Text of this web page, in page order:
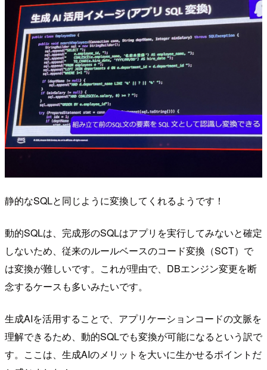
静的なSQLと同じように変換してくれるようです！
動的SQLは、完成形のSQLはアプリを実行してみないと確定
しないため、従来のルールベースのコード変換（SCT）で
は変換が難しいです。これが理由で、DBエンジン変更を断
念するケースも多いみたいです。
生成AIを活用することで、アプリケーションコードの文脈を
理解できるため、動的SQLでも変換が可能になるという訳で
す。ここは、生成AIのメリットを大いに生かせるポイントだ